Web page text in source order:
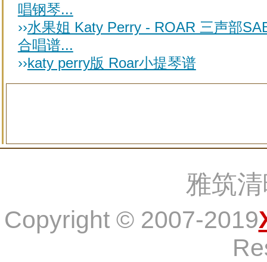
唱钢琴...
››水果姐 Katy Perry - ROAR 三声部
合唱谱...
››katy perry版 Roar小提琴谱
雅筑
Copyright © 2007-2019